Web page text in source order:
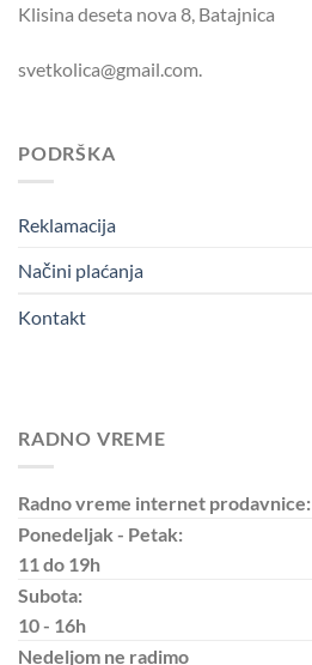
Klisina deseta nova 8, Batajnica
svetkolica@gmail.com.
PODRŠKA
Reklamacija
Načini plaćanja
Kontakt
RADNO VREME
Radno vreme internet prodavnice:
Ponedeljak - Petak:
11 do 19h
Subota:
10 - 16h
Nedeljom ne radimo